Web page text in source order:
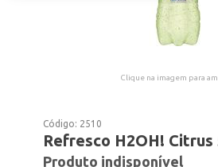
Clique na imagem para
Código: 2510
Refresco H2OH! Citrus
Produto indisponível